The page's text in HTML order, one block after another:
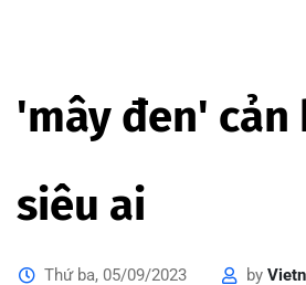
'mây đen' cản
siêu ai
Thứ ba, 05/09/2023 by